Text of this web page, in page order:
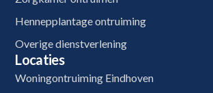
Hennepplantage ontruiming
Overige dienstverlening
Locaties
Woningontruiming Eindhoven